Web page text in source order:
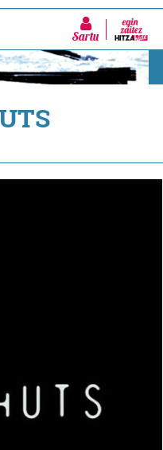
Sartu